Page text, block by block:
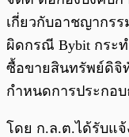
เกี่ยวกับอาชญากร
ผิดกรณี Bybit กระ
ซื้อขายสินทรัพย์ดิจิ
กำหนดการประกอ
โดย ก.ล.ต.ได้รับแ